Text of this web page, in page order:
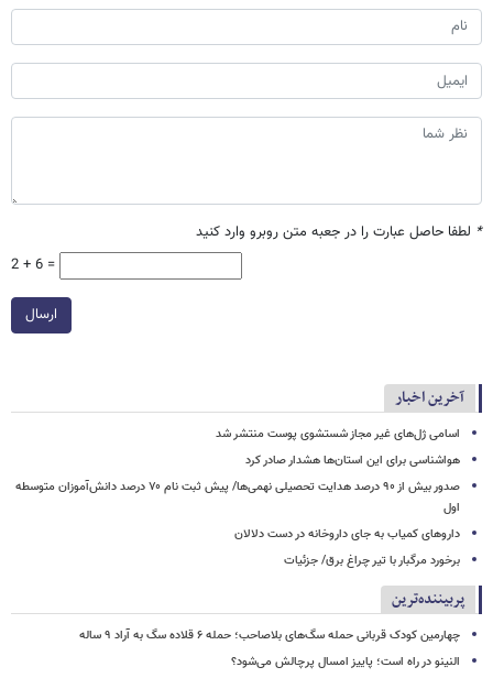
* لطفا حاصل عبارت را در جعبه متن روبرو وارد کنید
2 + 6 =
ارسال
آخرین اخبار
اسامی ژل‌های غیر مجاز شستشوی پوست منتشر شد
هواشناسی برای این استان‌ها هشدار صادر کرد
صدور بیش از ۹۰ درصد هدایت تحصیلی نهمی‌ها/ پیش ثبت نام ۷۰ درصد دانش‌آموزان متوسطه
اول
داروهای کمیاب به جای داروخانه در دست دلالان
برخورد مرگبار با تیر چراغ برق/ جزئیات
پربیننده‌ترین
چهارمین کودک قربانی حمله سگ‌های بلاصاحب؛ حمله ۶ قلاده سگ به آراد ۹ ساله
النینو در راه است؛ پاییز امسال پرچالش می‌شود؟